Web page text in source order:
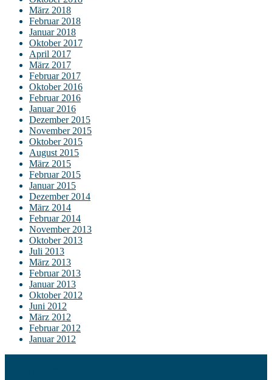
März 2018
Februar 2018
Januar 2018
Oktober 2017
April 2017
März 2017
Februar 2017
Oktober 2016
Februar 2016
Januar 2016
Dezember 2015
November 2015
Oktober 2015
August 2015
März 2015
Februar 2015
Januar 2015
Dezember 2014
März 2014
Februar 2014
November 2013
Oktober 2013
Juli 2013
März 2013
Februar 2013
Januar 2013
Oktober 2012
Juni 2012
März 2012
Februar 2012
Januar 2012